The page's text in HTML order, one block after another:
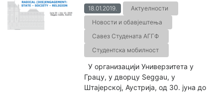
18.01.2019.
Актуелности
Новости и обавјештења
Савез Студената АГГФ
Студентска мобилност
У организацији Универзитета у
Грацу, у дворцу Seggau, у
Штајерској, Аустрија, од 30. јуна до